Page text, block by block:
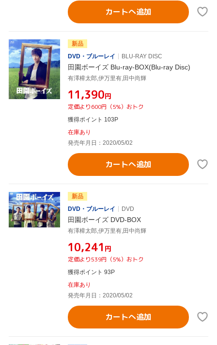
カートへ追加
新品
DVD・ブルーレイ
BLU-RAY DISC
田園ボーイズ Blu-ray-BOX(Blu-ray Disc)
有澤樟太郎,伊万里有,田中尚輝
¥11,390円
定価より600円（5%）おトク
獲得ポイント 103P
在庫あり
発売年月日：2020/05/02
カートへ追加
新品
DVD・ブルーレイ
DVD
田園ボーイズ DVD-BOX
有澤樟太郎,伊万里有,田中尚輝
¥10,241 円
定価より539円（5%）おトク
獲得ポイント 93P
在庫あり
発売年月日：2020/05/02
カートへ追加